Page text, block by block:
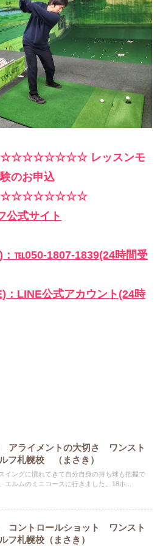
レッスンモ
のお申込
公式サイト
：℡050-1807-1839(24時間受
：LINE公式アカウント(24時
アライメントの大切さ ワンスト
フ札幌校 （まさき）
イングに慣れてきて自分自身の持ち球も把握で
エルムのミニコースに行きました。18ホ...
コントロールショット ワンスト
フ札幌校（まさき）